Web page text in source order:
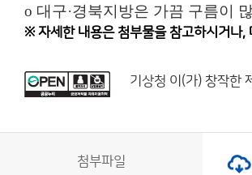
o 대구·경북지방은 가끔 구름이
※자세한 내용은 첨부물을 참고하시거
기상청 이(가) 창작한
첨부파일